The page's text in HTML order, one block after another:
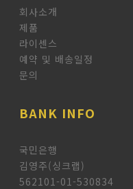
회사소개
제품
라이센스
예약 및 배송일정
문의
BANK INFO
국민은행
김영주(싱크랩)
562101-01-530834